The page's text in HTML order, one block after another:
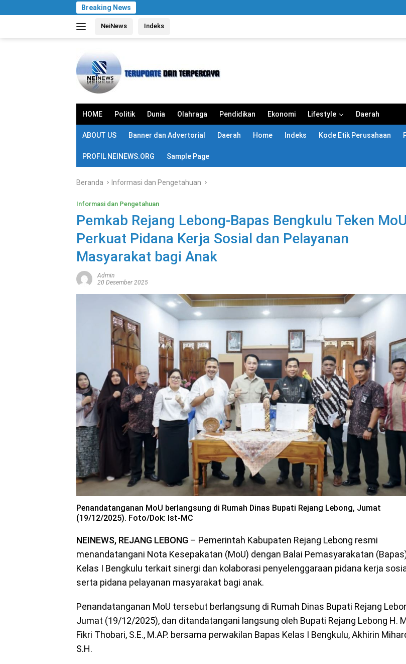
ke
Breaking News Soal
NeiNews Indeks
HOME Politik Dunia Olahraga Pendidikan Ekonomi Lifestyle Daerah
ABOUT US Banner dan Advertorial Daerah Home Indeks Kode Etik Perusahaan
PROFIL NEINEWS.ORG Sample Page
Beranda Informasi dan Pengetahuan
Informasi dan Pengetahuan
Pemkab Rejang Lebong-Bapas Bengkulu Teken
Perkuat Pidana Kerja Sosial dan Pelayanan
Masyarakat bagi Anak
Admin
20 Desember 2025
Penandatanganan MoU berlangsung di Rumah Dinas Bupati Rejang Lebong, Jumat
(19/12/2025). Foto/Dok: Ist-MC
NEINEWS, REJANG LEBONG – Pemerintah Kabupaten Rejang Lebong resmi
menandatangani Nota Kesepakatan (MoU) dengan Balai Pemasyarakatan
Kelas I Bengkulu terkait sinergi dan kolaborasi penyelenggaraan pidana kerja
serta pidana pelayanan masyarakat bagi anak.
Penandatanganan MoU tersebut berlangsung di Rumah Dinas Bupati Rejang
Jumat (19/12/2025), dan ditandatangani langsung oleh Bupati Rejang Lebong H.
Fikri Thobari, S.E., M.AP. bersama perwakilan Bapas Kelas I Bengkulu, Akhirin
S.H.